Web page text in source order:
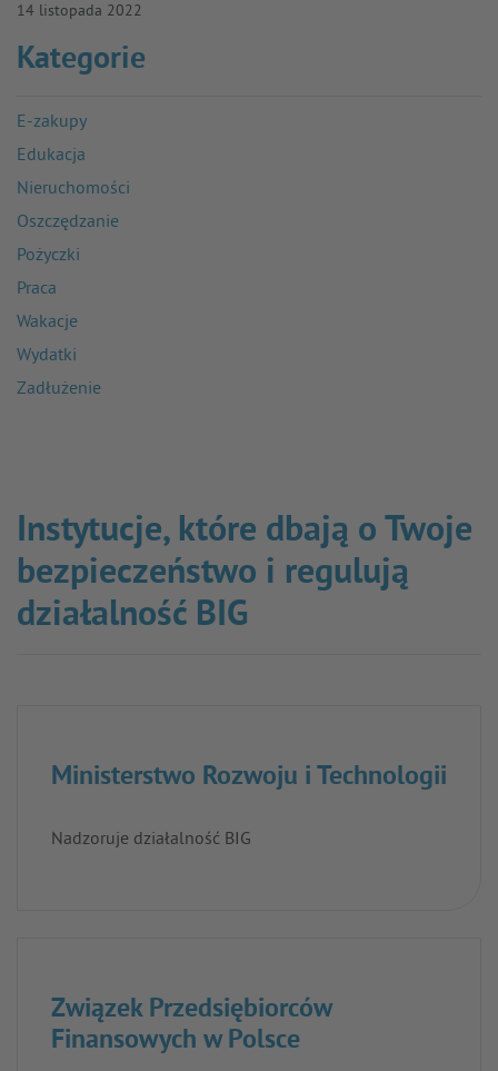
14 listopada 2022
Kategorie
E-zakupy
Edukacja
Nieruchomości
Oszczędzanie
Pożyczki
Praca
Wakacje
Wydatki
Zadłużenie
Instytucje, które dbają o Twoje
bezpieczeństwo i regulują
działalność BIG
Ministerstwo Rozwoju i Technologii
Nadzoruje działalność BIG
Związek Przedsiębiorców
Finansowych w Polsce